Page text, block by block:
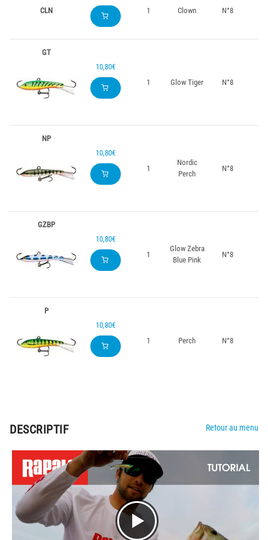
CLN
1
Clown N°8
GT
10,80€
1
Glow Tiger N°8
NP
10,80€
1
Nordic
Perch
N°8
GZBP
10,80€
1
Glow Zebra
Blue Pink
N°8
P
10,80€
1
Perch N°8
DESCRIPTIF Retour au menu